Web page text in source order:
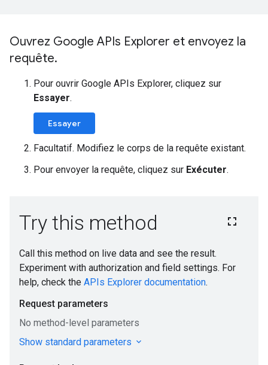
Ouvrez Google APIs Explorer et envoyez la
requête.
Pour ouvrir Google APIs Explorer, cliquez sur
Essayer.
Essayer
Facultatif. Modifiez le corps de la requête existant.
Pour envoyer la requête, cliquez sur Exécuter.